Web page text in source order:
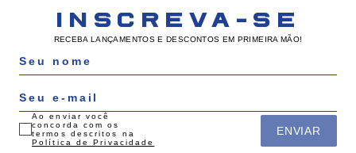
INSCREVA-SE
RECEBA LANÇAMENTOS E DESCONTOS EM PRIMEIRA MÃO!
ENVIAR
Ao enviar você
concorda com os
termos descritos na
Política de Privacidade